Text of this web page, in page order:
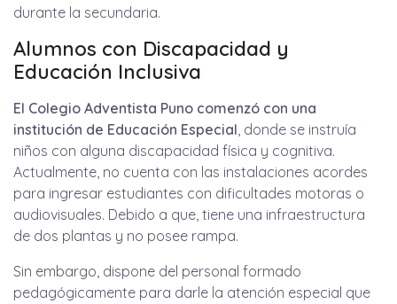
durante la secundaria.
Alumnos con Discapacidad y
Educación Inclusiva
El Colegio Adventista Puno comenzó con una
institución de Educación Especial, donde se instruía
niños con alguna discapacidad física y cognitiva.
Actualmente, no cuenta con las instalaciones acordes
para ingresar estudiantes con dificultades motoras o
audiovisuales. Debido a que, tiene una infraestructura
de dos plantas y no posee rampa.
Sin embargo, dispone del personal formado
pedagógicamente para darle la atención especial que